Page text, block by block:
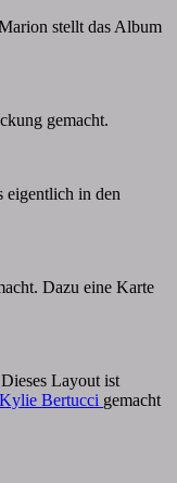
stellt das Album
gemacht.
eigentlich in den
Dazu eine Karte
Layout ist
Kylie Bertucci gemacht